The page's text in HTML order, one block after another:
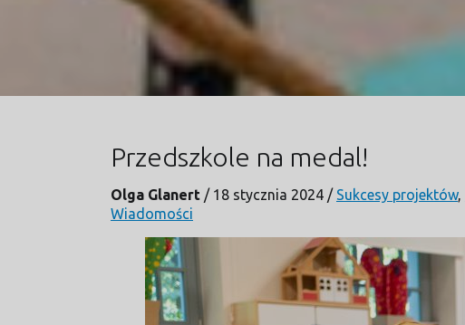
Przedszkole na medal!
Olga Glanert / 18 stycznia 2024 / Sukcesy projektów,
Wiadomości